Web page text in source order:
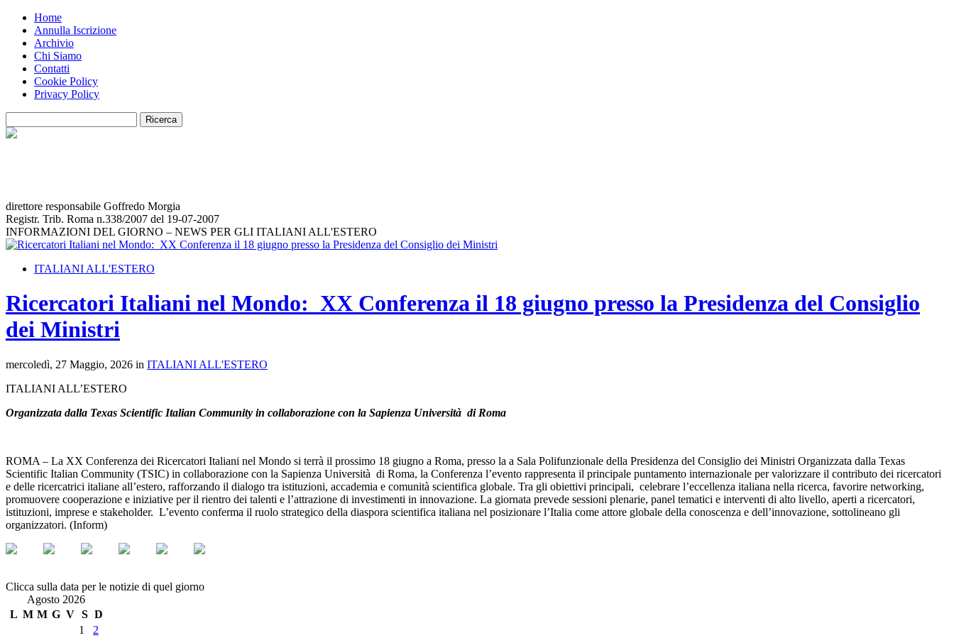
Home
Annulla Iscrizione
Archivio
Chi Siamo
Contatti
Cookie Policy
Privacy Policy
direttore responsabile Goffredo Morgia
Registr. Trib. Roma n.338/2007 del 19-07-2007
INFORMAZIONI DEL GIORNO – NEWS PER GLI ITALIANI ALL'ESTERO
ITALIANI ALL'ESTERO
Ricercatori Italiani nel Mondo: XX Conferenza il 18 giugno presso la Presidenza del Consiglio
dei Ministri
mercoledì, 27 Maggio, 2026 in ITALIANI ALL'ESTERO
ITALIANI ALL’ESTERO
Organizzata dalla Texas Scientific Italian Community in collaborazione con la Sapienza Università di Roma
ROMA – La XX Conferenza dei Ricercatori Italiani nel Mondo si terrà il prossimo 18 giugno a Roma, presso la a Sala Polifunzionale della Presidenza del Consiglio dei Ministri Organizzata dalla Texas
Scientific Italian Community (TSIC) in collaborazione con la Sapienza Università di Roma, la Conferenza l’evento rappresenta il principale puntamento internazionale per valorizzare il contributo dei ricercatori
e delle ricercatrici italiane all’estero, rafforzando il dialogo tra istituzioni, accademia e comunità scientifica globale. Tra gli obiettivi principali, celebrare l’eccellenza italiana nella ricerca, favorire networking,
promuovere cooperazione e iniziative per il rientro dei talenti e l’attrazione di investimenti in innovazione. La giornata prevede sessioni plenarie, panel tematici e interventi di alto livello, aperti a ricercatori,
istituzioni, imprese e stakeholder. L’evento conferma il ruolo strategico della diaspora scientifica italiana nel posizionare l’Italia come attore globale della conoscenza e dell’innovazione, sottolineano gli
organizzatori. (Inform)
Clicca sulla data per le notizie di quel giorno
Agosto 2026
L M M G V S D
1
2